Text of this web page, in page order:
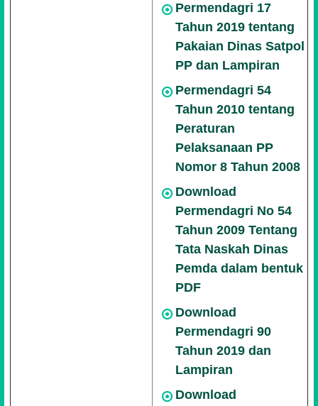
Permendagri 17
Tahun 2019 tentang
Pakaian Dinas Satpol
PP dan Lampiran
Permendagri 54
Tahun 2010 tentang
Peraturan
Pelaksanaan PP
Nomor 8 Tahun 2008
Download
Permendagri No 54
Tahun 2009 Tentang
Tata Naskah Dinas
Pemda dalam bentuk
PDF
Download
Permendagri 90
Tahun 2019 dan
Lampiran
Download